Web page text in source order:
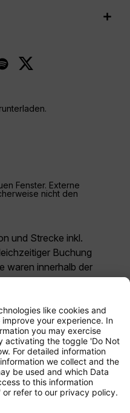
Fenster. Externe
nicht den
und Strecke inkl.
Buchung
waren innerhalb der
Bei den für die
Tarifen handelt es
unsere restriktivste
zusätzliche Gebühren
andere optionale
dieAllgemeinen